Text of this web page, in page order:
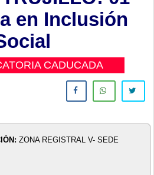
en Inclusión
CADUCADA
ZONA REGISTRAL V- SEDE